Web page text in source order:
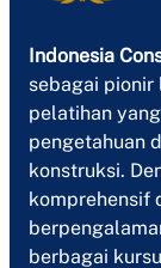
Indonesia
sebagai
pelatihan
pengetahuan
konstruksi.
komprehensif
berbagai